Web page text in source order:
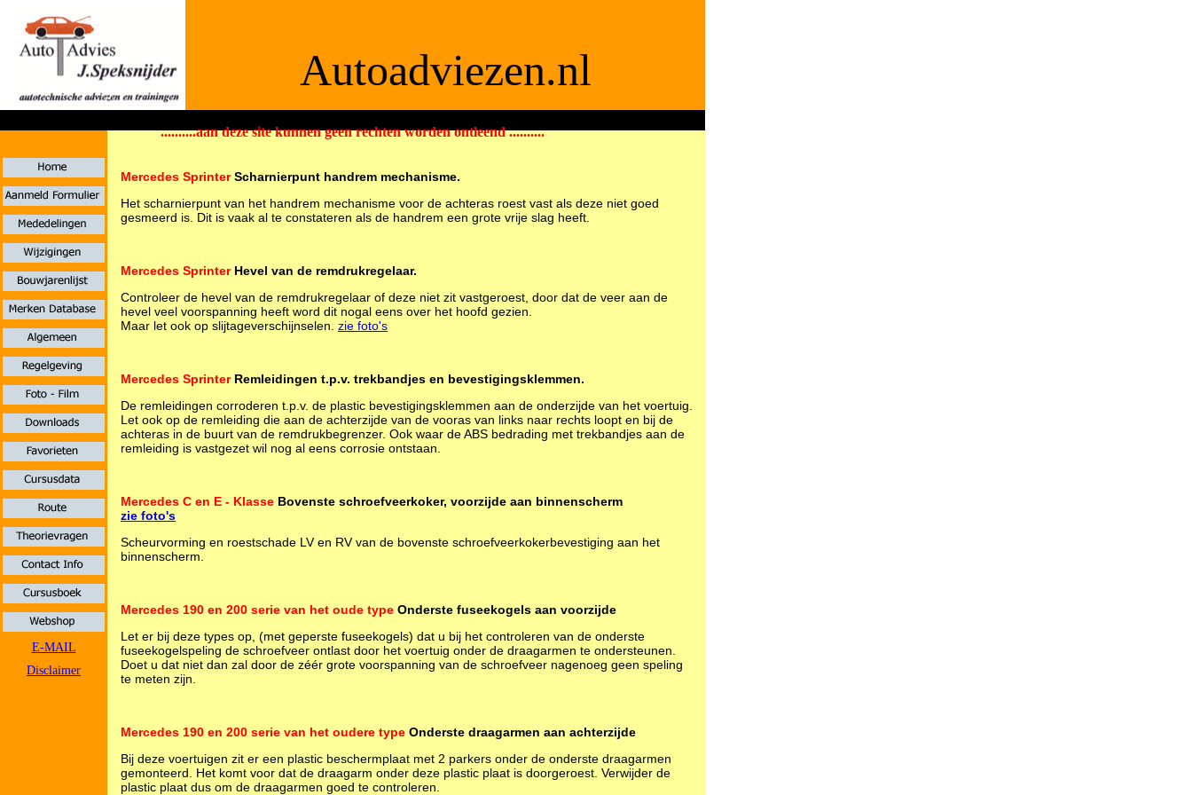
E-MAIL
Disclaimer
Autoadviezen.nl
Mercedes SprinterScharnierpunt handrem mechanisme.
Het scharnierpunt van het handrem mechanisme voor de achteras roest vast als deze niet goed
gesmeerd is. Dit is vaak al te constateren als de handrem een grote vrije slag heeft.
Mercedes SprinterHevel van de remdrukregelaar.
Controleer de hevel van de remdrukregelaar of deze niet zit vastgeroest, door dat de veer aan de
hevel veel voorspanning heeft word dit nogal eens over het hoofd gezien.
Maar let ook op slijtageverschijnselen. zie foto's
Mercedes SprinterRemleidingen t.p.v. trekbandjes en bevestigingsklemmen.
De remleidingen corroderen t.p.v. de plastic bevestigingsklemmen aan de onderzijde van het voertuig.
Let ook op de remleiding die aan de achterzijde van de vooras van links naar rechts loopt en bij de
achteras in de buurt van de remdrukbegrenzer. Ook waar de ABS bedrading met trekbandjes aan de
remleiding is vastgezet wil nog al eens corrosie ontstaan.
Mercedes C en E - Klasse Bovenste schroefveerkoker, voorzijde aan binnenscherm
zie foto's
Scheurvorming en roestschade LV en RV van de bovenste schroefveerkokerbevestiging aan het
binnenscherm.
Mercedes 190 en 200 serie van het oude type Onderste fuseekogels aan voorzijde
Let er bij deze types op, (met geperste fuseekogels) dat u bij het controleren van de onderste
fuseekogelspeling de schroefveer ontlast door het voertuig onder de draagarmen te ondersteunen.
Doet u dat niet dan zal door de zéér grote voorspanning van de schroefveer nagenoeg geen speling
te meten zijn.
Mercedes 190 en 200 serie van het oudere type Onderste draagarmen aan achterzijde
Bij deze voertuigen zit er een plastic beschermplaat met 2 parkers onder de onderste draagarmen
gemonteerd. Het komt voor dat de draagarm onder deze plastic plaat is doorgeroest. Verwijder de
plastic plaat dus om de draagarmen goed te controleren.
..........aan deze site kunnen geen rechten worden ontleend ..........